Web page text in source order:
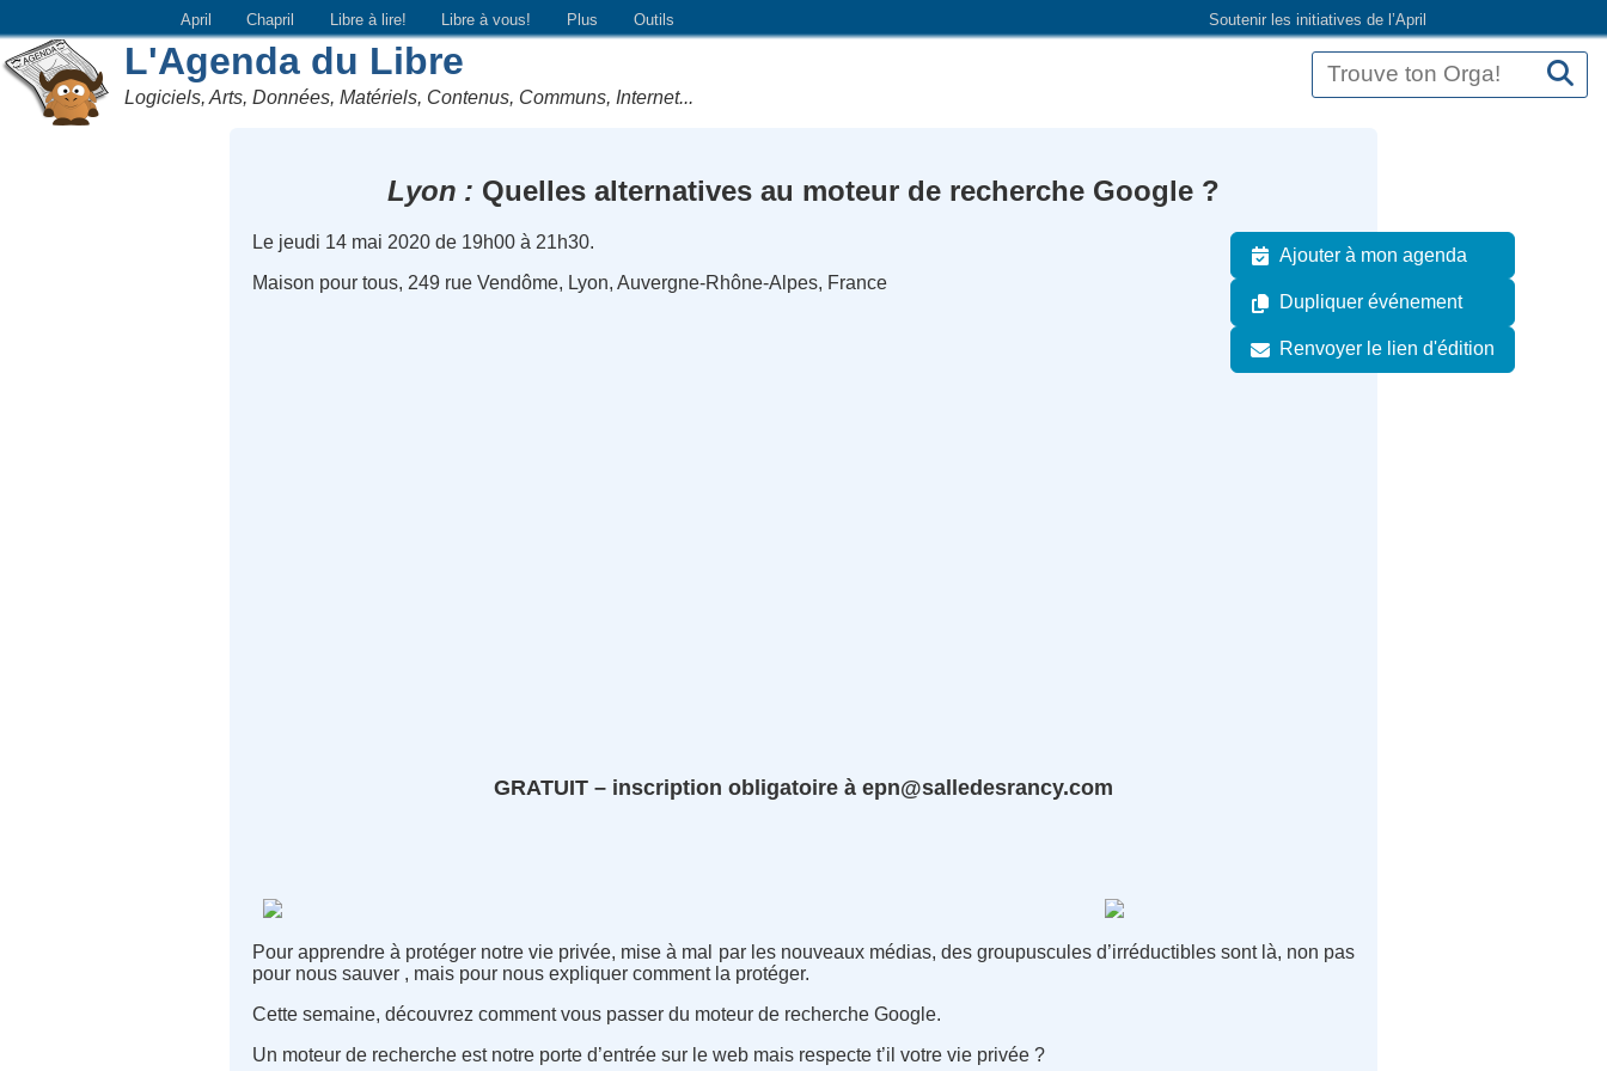
Soutenir les initiatives de l’April
April Chapril Libre à lire! Libre à vous! Plus Outils
L'Agenda du Libre
Logiciels, Arts, Données, Matériels, Contenus, Communs, Internet...
Lyon Quelles alternatives au moteur de recherche Google ?
Ajouter à mon agenda
Dupliquer événement
Renvoyer le lien d'édition
Le jeudi 14 mai 2020 de 19h00 à 21h30.
Maison pour tous, 249 rue Vendôme, Lyon, Auvergne-Rhône-Alpes, France
GRATUIT – inscription obligatoire à epn@salledesrancy.com
Pour apprendre à protéger notre vie privée, mise à mal par les nouveaux médias, des groupuscules d’irréductibles sont là, non pas
pour nous sauver , mais pour nous expliquer comment la protéger.
Cette semaine, découvrez comment vous passer du moteur de recherche Google.
Un moteur de recherche est notre porte d’entrée sur le web mais respecte t’il votre vie privée ?